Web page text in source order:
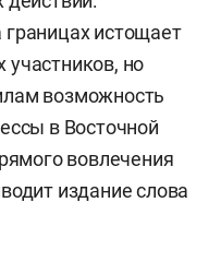
истощает
участников, но
возможность
в Восточной
вовлечения
издание слова